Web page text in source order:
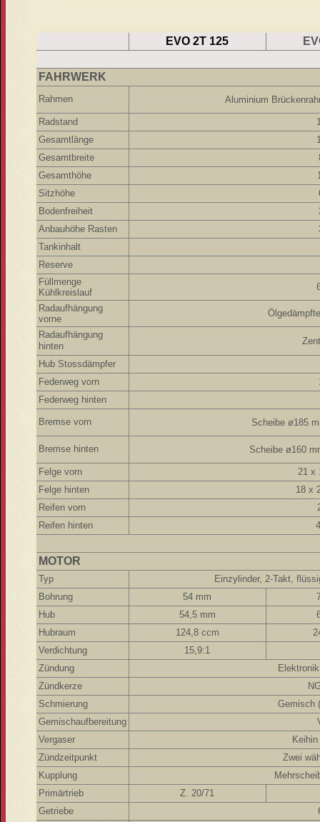
EVO 2T 125
FAHRWERK
Rahmen Aluminium
Radstand
Gesamtlänge
Gesamtbreite
Gesamthöhe
Sitzhöhe
Bodenfreiheit
Anbauhöhe Rasten
Tankinhalt
Reserve
Füllmenge
Kühlkreislauf
Radaufhängung
vorne
Radaufhängung
hinten
Hub Stossdämpfer
Federweg vorn
Federweg hinten
Bremse vorn Scheibe ø185
Bremse hinten Scheibe ø160
Felge vorn
21 x
Felge hinten
18 x
Reifen vorn
Reifen hinten
MOTOR
Typ
Einzylinder, 2-Takt,
Bohrung
54 mm
Hub
54,5 mm
Hubraum
124,8 ccm
Verdichtung
15,9:1
Zündung
Zündkerze
Schmierung
Gemisch
Gemischaufbereitung
Vergaser
Zündzeitpunkt
Zwei
Kupplung
Primärtrieb
Z. 20/71
Getriebe